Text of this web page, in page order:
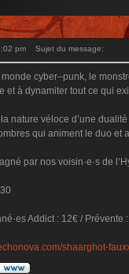
pm Sujet du message:
cyber–punk, le
et à dynamiter tout ce qui
nature véloce d’une
qui animent le duo et
par nos voisin·e·s de
Addict : 12€ / Prévente
shaarghot-